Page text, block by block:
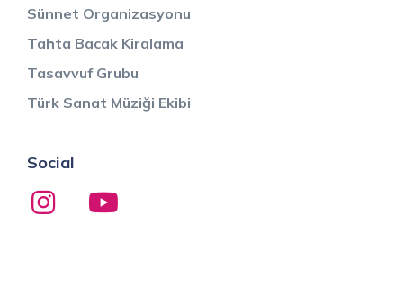
Sünnet Organizasyonu
Tahta Bacak Kiralama
Tasavvuf Grubu
Türk Sanat Müziği Ekibi
Social